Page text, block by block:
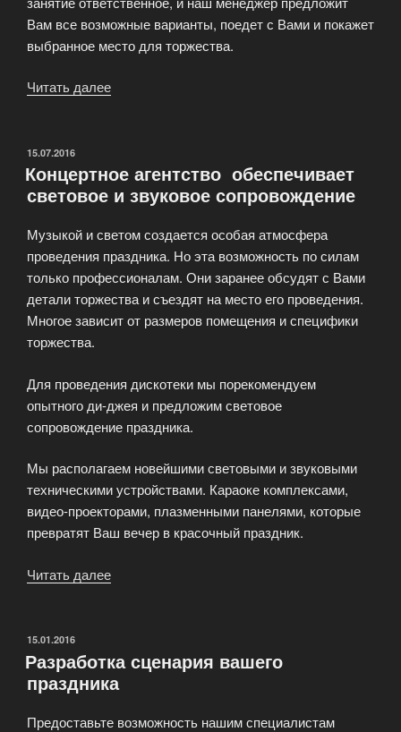
Вам все возможные варианты, поедет с Вами и покажет
выбранное место для торжества.
Читать далее
праздника»
ОПУБЛИКОВАНО
15.07.2016
Концертное агентство обеспечивает
световое и звуковое сопровождение
Музыкой и светом создается особая атмосфера
проведения праздника. Но эта возможность по силам
только профессионалам. Они заранее обсудят с Вами
детали торжества и съездят на место его проведения.
Многое зависит от размеров помещения и специфики
торжества.
Для проведения дискотеки мы порекомендуем
опытного ди-джея и предложим световое
сопровождение праздника.
Мы располагаем новейшими световыми и звуковыми
техническими устройствами. Караоке комплексами,
видео-проекторами, плазменными панелями, которые
превратят Ваш вечер в красочный праздник.
Читать далее
и
звуковое
ОПУБЛИКОВАНО
15.01.2016
Разработка сценария вашего
праздника
Предоставьте возможность нашим специалистам